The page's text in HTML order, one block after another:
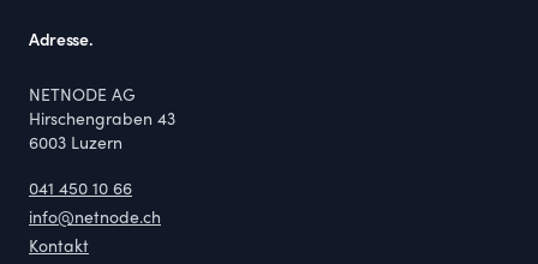
Adresse.
NETNODE AG
Hirschengraben 43
6003 Luzern
041 450 10 66
info@netnode.ch
Kontakt